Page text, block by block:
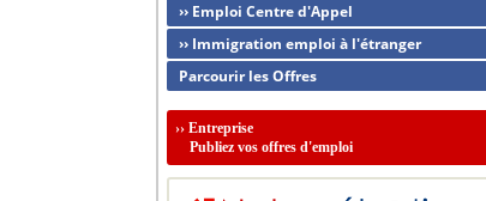
›› Emploi Centre d'Appel
›› Immigration emploi à l'étranger
Parcourir les Offres
›› Entreprise
Publiez vos offres d'emploi